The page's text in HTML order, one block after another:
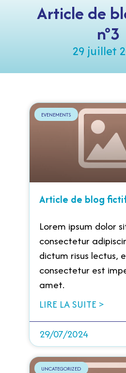
Article de
n°3
29 juillet
EVENEMENTS
Article de blog
Lorem ipsum dolor
consectetur
dictum risus lectus,
consectetur est
amet.
LIRE LA SUITE >
29/07/2024
UNCATEGORIZED